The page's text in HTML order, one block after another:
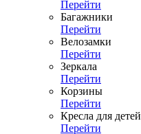
Перейти
Багажники
Перейти
Велозамки
Перейти
Зеркала
Перейти
Корзины
Перейти
Кресла для детей
Перейти